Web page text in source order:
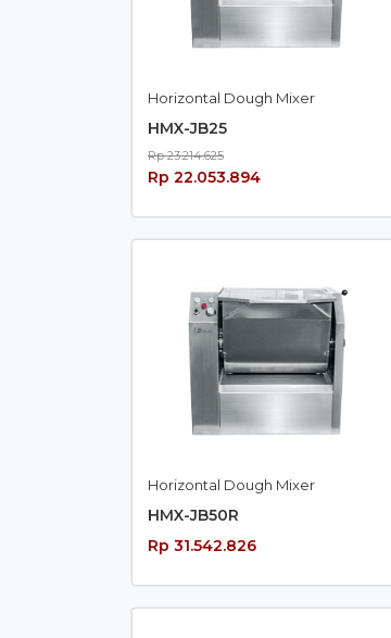
Horizontal Dough Mixer
HMX-JB25
Rp 23.214.625
Rp 22.053.894
Horizontal Dough Mixer
HMX-JB50R
Rp 31.542.826